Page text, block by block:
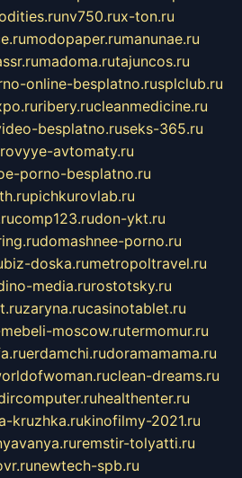
nv750.rux-ton.ru
modopaper.rumanunae.ru
madoma.rutajuncos.ru
online-besplatno.rusplclub.ru
ribery.rucleanmedicine.ru
besplatno.ruseks-365.ru
avtomaty.ru
porno-besplatno.ru
pichkurovlab.ru
comp123.rudon-ykt.ru
domashnee-porno.ru
biz-doska.rumetropoltravel.ru
media.rurostotsky.ru
zaryna.rucasinotablet.ru
moscow.rutermomur.ru
erdamchi.rudoramamama.ru
clean-dreams.ru
healthenter.ru
kruzhka.rukinofilmy-2021.ru
remstir-tolyatti.ru
newtech-spb.ru